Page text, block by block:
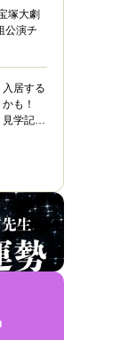
塚大劇
公演チ
入居する
も！
見学記